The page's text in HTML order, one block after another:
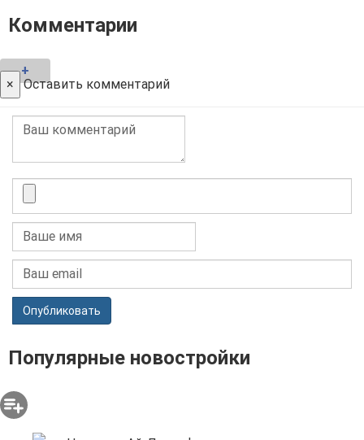
Комментарии
+
× Оставить комментарий
Опубликовать
Популярные новостройки